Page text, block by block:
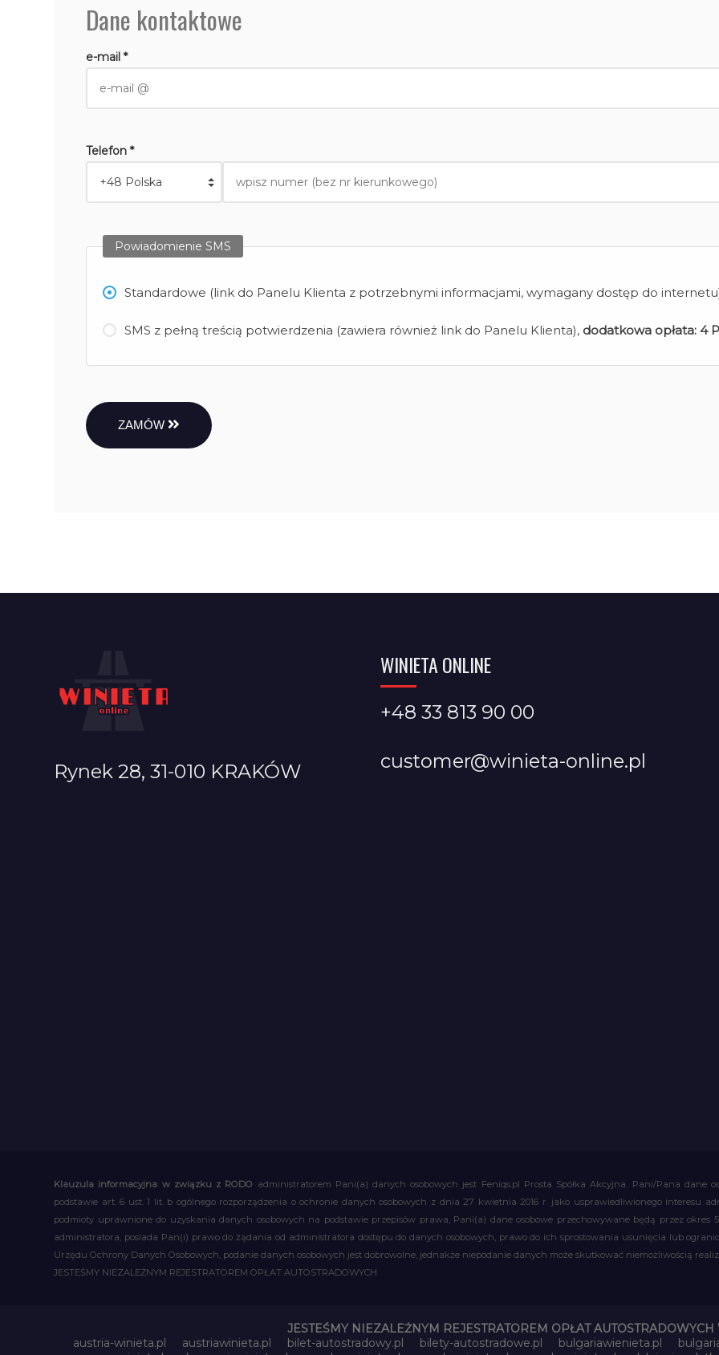
Dane kontaktowe
e-mail *
Telefon *
Powiadomienie SMS
Standardowe (link do Panelu Klienta z potrzebnymi informacjami, wymagany dostęp do
SMS z pełną treścią potwierdzenia (zawiera również link do Panelu Klienta), dodatkowa opłata: 4
ZAMÓW
Rynek 28, 31-010 KRAKÓW
WINIETA ONLINE
+48 33 813 90 00
customer@winieta-online.pl
Klauzula informacyjna w związku z RODO administratorem Pani(a) danych osobowych jest Feniqs.pl Prosta Spółka Akcyjna. Pani/Pana
podstawie art. 6 ust. 1 lit. b ogólnego rozporządzenia o ochronie danych osobowych z dnia 27 kwietnia 2016 r. jako usprawiedliwionego interesu
podmioty uprawnione do uzyskania danych osobowych na podstawie przepisów prawa, Pani(a) dane osobowe przechowywane będą przez
administratora, posiada Pan(i) prawo do żądania od administratora dostępu do danych osobowych, prawo do ich sprostowania usunięcia lub
Urzędu Ochrony Danych Osobowych, podanie danych osobowych jest dobrowolne, jednakże niepodanie danych może skutkować niemożliwością
JESTEŚMY NIEZALEŻNYM REJESTRATOREM OPŁAT AUTOSTRADOWYCH
JESTEŚMY NIEZALEŻNYM REJESTRATOREM OPŁAT
austria-winieta.pl
austriawinieta.pl bilet-autostradowy.pl bilety-autostradowe.pl bulgariawienieta.pl